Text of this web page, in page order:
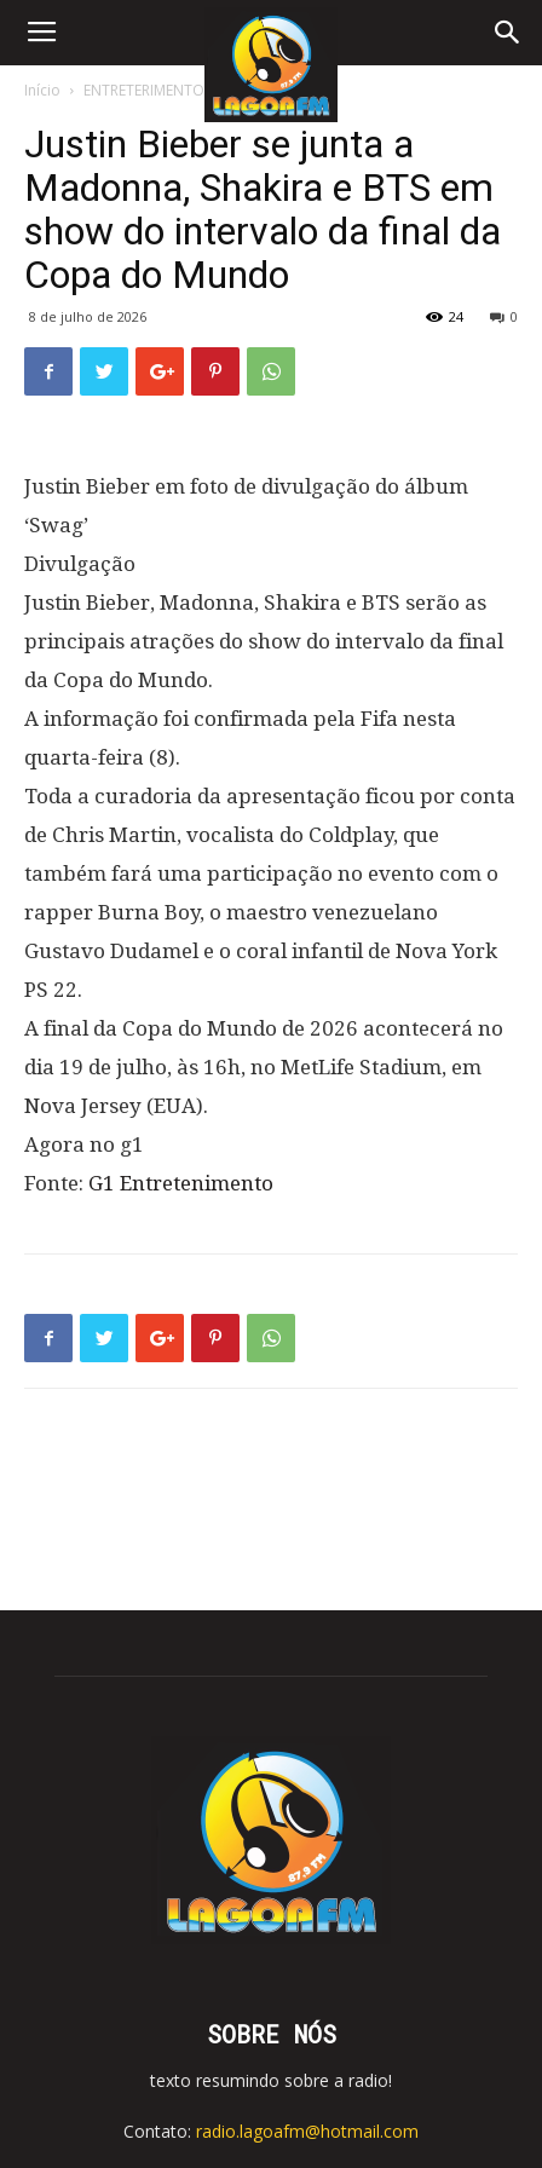
Início ENTRETERIMENTO
Justin Bieber se junta a
Madonna, Shakira e BTS em
show do intervalo da final da
Copa do Mundo
8 de julho de 2026 0
24
Justin Bieber em foto de divulgação do álbum
‘Swag’
Divulgação
Justin Bieber, Madonna, Shakira e BTS serão as
principais atrações do show do intervalo da final
da Copa do Mundo.
A informação foi confirmada pela Fifa nesta
quarta-feira (8).
Toda a curadoria da apresentação ficou por conta
de Chris Martin, vocalista do Coldplay, que
também fará uma participação no evento com o
rapper Burna Boy, o maestro venezuelano
Gustavo Dudamel e o coral infantil de Nova York
PS 22.
A final da Copa do Mundo de 2026 acontecerá no
dia 19 de julho, às 16h, no MetLife Stadium, em
Nova Jersey (EUA).
Agora no g1
Fonte: G1 Entretenimento
SOBRE NÓS
texto resumindo sobre a radio!
Contato: radio.lagoafm@hotmail.com